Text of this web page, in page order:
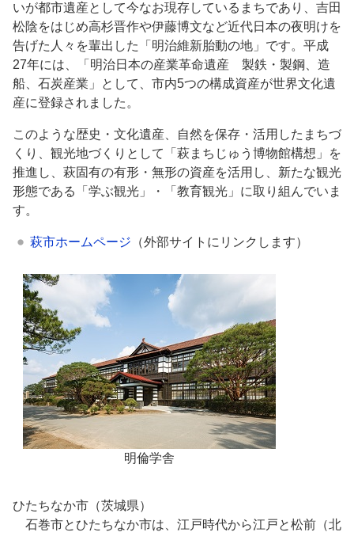
いが都市遺産として今なお現存しているまちであり、吉田
松陰をはじめ高杉晋作や伊藤博文など近代日本の夜明けを
告げた人々を輩出した「明治維新胎動の地」です。平成
27年には、「明治日本の産業革命遺産 製鉄・製鋼、造
船、石炭産業」として、市内5つの構成資産が世界文化遺
産に登録されました。
このような歴史・文化遺産、自然を保存・活用したまちづ
くり、観光地づくりとして「萩まちじゅう博物館構想」を
推進し、萩固有の有形・無形の資産を活用し、新たな観光
形態である「学ぶ観光」・「教育観光」に取り組んでいま
す。
萩市ホームページ （外部サイトにリンクします）
明倫学舎
ひたちなか市（茨城県）
石巻市とひたちなか市は、江戸時代から江戸と松前（北